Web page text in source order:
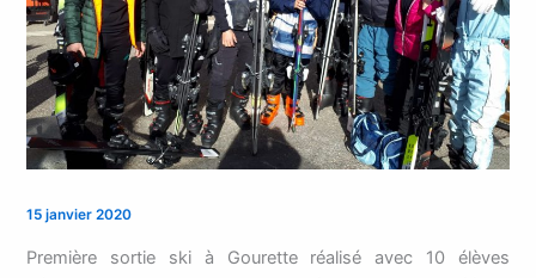
15 janvier 2020
Première sortie ski à Gourette réalisé avec 10 élèves